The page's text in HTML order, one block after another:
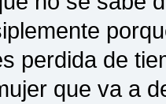
perdida de
que va a